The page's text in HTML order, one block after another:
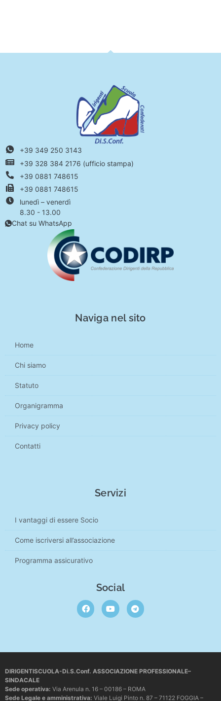
+39 349 250 3143
+39 328 384 2176 (ufficio stampa)
+39 0881 748615
+39 0881 748615
lunedì – venerdì
8.30 - 13.00
Chat su WhatsApp
Naviga nel sito
Home
Chi siamo
Statuto
Organigramma
Privacy policy
Contatti
Servizi
I vantaggi di essere Socio
Come iscriversi all’associazione
Programma assicurativo
Social
DIRIGENTISCUOLA-Di.S.Conf. ASSOCIAZIONE PROFESSIONALE–
SINDACALE
Sede operativa: Via Arenula n. 16 – 00186 – ROMA
Sede Legale e amministrativa: Viale Luigi Pinto n. 87 – 71122 FOGGIA –